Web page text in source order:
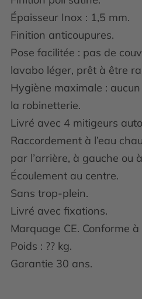
Épaisseur Inox : 1,5 mm.
Finition anticoupures.
Pose facilitée : pas de
lavabo léger, prêt à être
Hygiène maximale :
la robinetterie.
Livré avec 4 mitigeurs
Raccordement à l’eau
par l’arrière, à gauche ou
Écoulement au centre.
Sans trop-plein.
Livré avec fixations.
Marquage CE. Conforme
Poids : ?? kg.
Garantie 30 ans.